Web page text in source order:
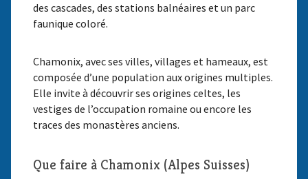
des cascades, des stations balnéaires et un parc
faunique coloré.
Chamonix, avec ses villes, villages et hameaux, est
composée d’une population aux origines multiples.
Elle invite à découvrir ses origines celtes, les
vestiges de l’occupation romaine ou encore les
traces des monastères anciens.
Que faire à Chamonix (Alpes Suisses)